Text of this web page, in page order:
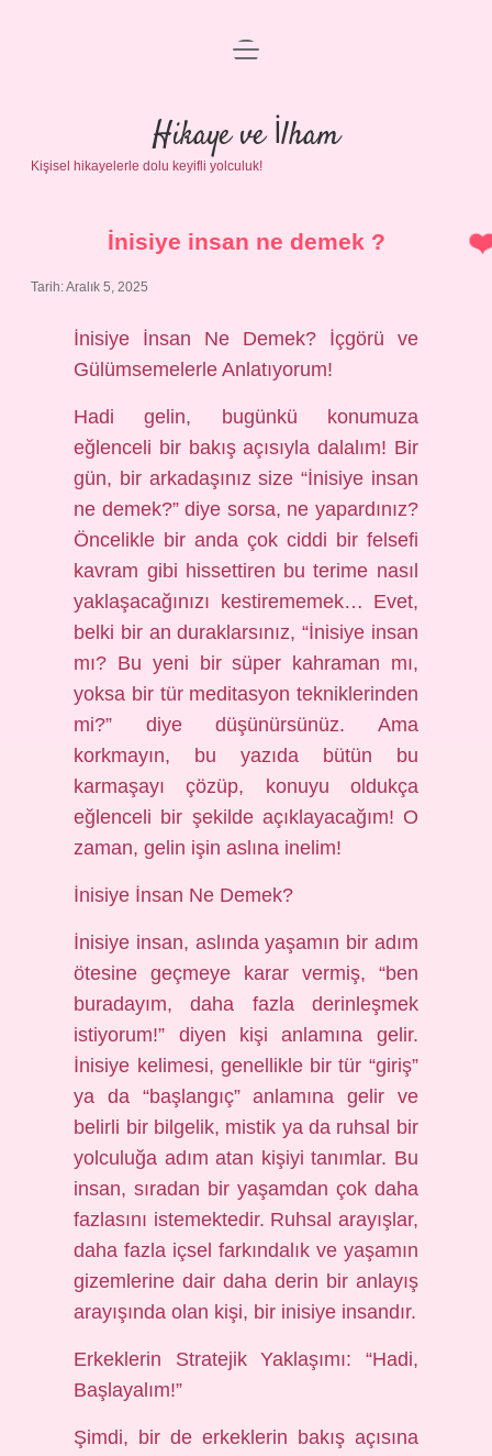
Anasayfa
Gizlilik Politikası
Yasal Uyarı
menüyü
Hikaye ve İlham
Kişisel hikayelerle dolu keyifli yolculuk!
İnisiye insan ne demek ?
Tarih: Aralık 5, 2025
İnisiye İnsan Ne Demek? İçgörü ve
Gülümsemelerle Anlatıyorum!
Hadi gelin, bugünkü konumuza
eğlenceli bir bakış açısıyla dalalım! Bir
gün, bir arkadaşınız size “İnisiye insan
ne demek?” diye sorsa, ne yapardınız?
Öncelikle bir anda çok ciddi bir felsefi
kavram gibi hissettiren bu terime nasıl
yaklaşacağınızı kestirememek… Evet,
belki bir an duraklarsınız, “İnisiye insan
mı? Bu yeni bir süper kahraman mı,
yoksa bir tür meditasyon tekniklerinden
mi?” diye düşünürsünüz. Ama
korkmayın, bu yazıda bütün bu
karmaşayı çözüp, konuyu oldukça
eğlenceli bir şekilde açıklayacağım! O
zaman, gelin işin aslına inelim!
İnisiye İnsan Ne Demek?
İnisiye insan, aslında yaşamın bir adım
ötesine geçmeye karar vermiş, “ben
buradayım, daha fazla derinleşmek
istiyorum!” diyen kişi anlamına gelir.
İnisiye kelimesi, genellikle bir tür “giriş”
ya da “başlangıç” anlamına gelir ve
belirli bir bilgelik, mistik ya da ruhsal bir
yolculuğa adım atan kişiyi tanımlar. Bu
insan, sıradan bir yaşamdan çok daha
fazlasını istemektedir. Ruhsal arayışlar,
daha fazla içsel farkındalık ve yaşamın
gizemlerine dair daha derin bir anlayış
arayışında olan kişi, bir inisiye insandır.
Erkeklerin Stratejik Yaklaşımı: “Hadi,
Başlayalım!”
Şimdi, bir de erkeklerin bakış açısına